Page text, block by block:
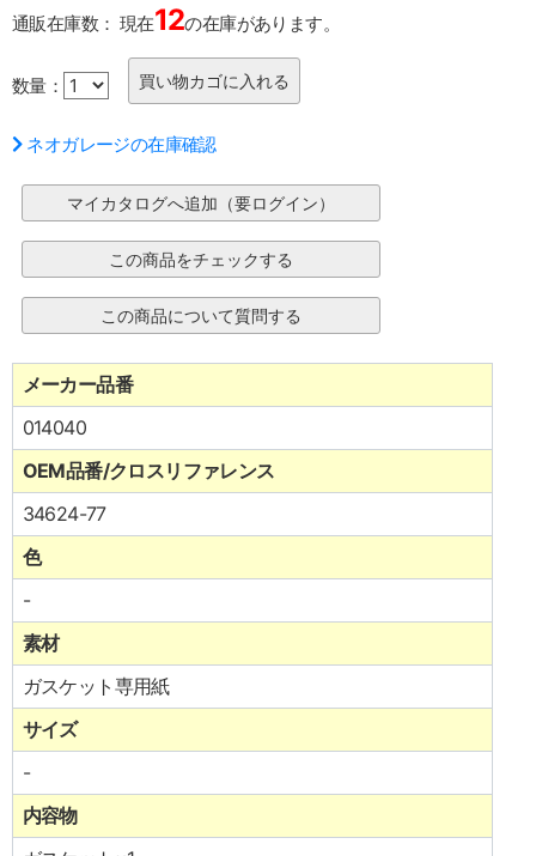
通販在庫数： 現在12の在庫があります。
数量：
ネオガレージの在庫確認
メーカー品番
014040
OEM品番/クロスリファレンス
34624-77
色
-
素材
ガスケット専用紙
サイズ
-
内容物